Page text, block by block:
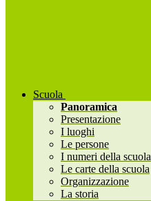
Scuola
Panoramica
Presentazione
I luoghi
Le persone
I numeri della scuola
Le carte della scuola
Organizzazione
La storia